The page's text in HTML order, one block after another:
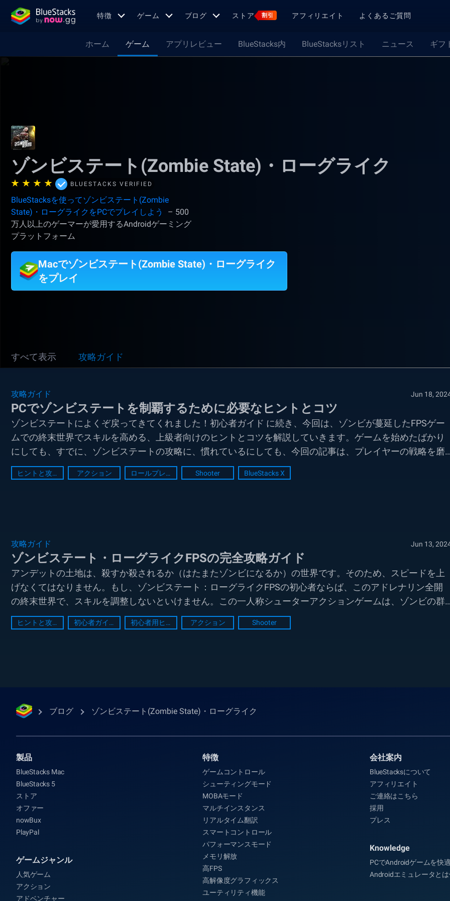
特徴 ゲーム ブログ ストア 割引 アフィリエイト よくあるご質問
ホーム ゲーム アプリレビュー BlueStacks内 BlueStacksリスト ニュース ギフ
ゾンビステート(Zombie State)・ローグライク
BLUESTACKS VERIFIED
BlueStacksを使ってゾンビステート(Zombie
State)・ローグライクをPCでプレイしよう
– 500
万人以上のゲーマーが愛用するAndroidゲーミング
プラットフォーム
Macでゾンビステート(Zombie State)・ローグライク
をプレイ
すべて表示 攻略ガイド
攻略ガイド Jun 18,
PCでゾンビステートを制覇するために必要なヒントとコツ
ゾンビステートによくぞ戻ってきてくれました！初心者ガイド に続き、今回は、ゾンビが蔓延したFPSゲー
ムでの終末世界でスキルを高める、上級者向けのヒントとコツを解説していきます。ゲームを始めたばかり
にしても、すでに、ゾンビステートの攻略に、慣れているにしても、今回の記事は、プレイヤーの戦略を磨
き、武器...
ヒントと攻略法 アクション ロールプレイング Shooter BlueStacks X
攻略ガイド Jun 13,
ゾンビステート・ローグライクFPSの完全攻略ガイド
アンデットの土地は、殺すか殺されるか（はたまたゾンビになるか）の世界です。そのため、スピードを上
げなくてはなりません。もし、ゾンビステート：ローグライクFPSの初心者ならば、このアドレナリン全開
の終末世界で、スキルを調整しないといけません。この一人称シューターアクションゲームは、ゾンビの群
れの餌にな...
ヒントと攻略法 初心者ガイド 初心者用ヒント アクション Shooter
ブログ ゾンビステート(Zombie State)・ローグライク
製品
BlueStacks Mac
BlueStacks 5
ストア
オファー
nowBux
PlayPal
ゲームジャンル
人気ゲーム
アクション
アドベンチャー
特徴
ゲームコントロール
シューティングモード
MOBAモード
マルチインスタンス
リアルタイム翻訳
スマートコントロール
パフォーマンスモード
メモリ解放
高FPS
高解像度グラフィックス
ユーティリティ機能
会社案内
BlueStacksについて
アフィリエイト
ご連絡はこちら
採用
プレス
Knowledge
PCでAndroidゲームを快
Androidエミュレータと